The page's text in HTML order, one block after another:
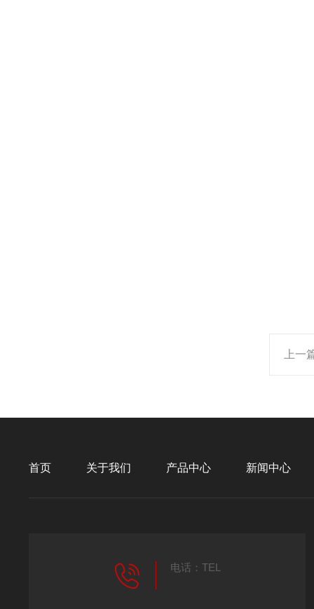
上一
首页 关于我们 产品中心 新闻中心
电话：TEL